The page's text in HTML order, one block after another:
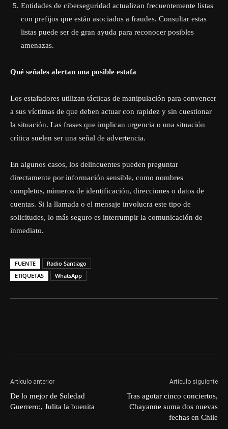
Entidades de ciberseguridad actualizan frecuentemente listas
con prefijos que están asociados a fraudes. Consultar estas
listas puede ser de gran ayuda para reconocer posibles
amenazas.
Qué señales alertan una posible estafa
Los estafadores utilizan tácticas de manipulación para convencer
a sus víctimas de que deben actuar con rapidez y sin cuestionar
la situación. Las frases que implican urgencia o una situación
crítica suelen ser una señal de advertencia.
En algunos casos, los delincuentes pueden preguntar
directamente por información sensible, como nombres
completos, números de identificación, direcciones o datos de
cuentas. Si la llamada o el mensaje involucra este tipo de
solicitudes, lo más seguro es interrumpir la comunicación de
inmediato.
FUENTE
Radio Santiago
ETIQUETAS
WhatsApp
Artículo anterior
De lo mejor de Soledad
Guerrero:, Julita la buenita
Artículo siguiente
Tras agotar cinco conciertos,
Chayanne suma dos nuevas
fechas en Chile